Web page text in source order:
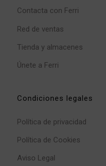
Contacta con Ferri
Red de ventas
Tienda y almacenes
Únete a Ferri
Condiciones legales
Política de privacidad
Política de Cookies
Aviso Legal